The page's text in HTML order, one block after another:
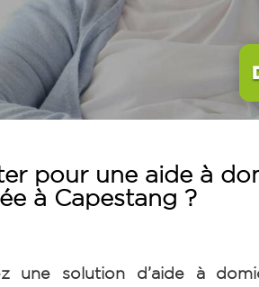
pour une aide à
à Capestang ?
une solution d’aide à